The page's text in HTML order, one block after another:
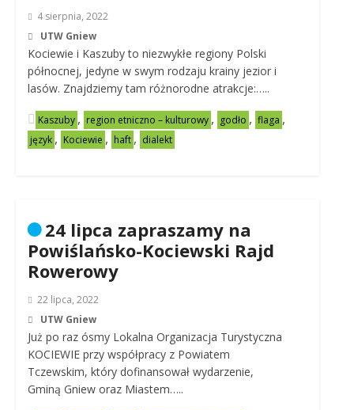
4 sierpnia, 2022
UTW Gniew
Kociewie i Kaszuby to niezwykłe regiony Polski
północnej, jedyne w swym rodzaju krainy jezior i
lasów. Znajdziemy tam różnorodne atrakcje:…..
Kaszuby , region etniczno – kulturowy , godło , flaga ,
język , Kociewie , haft , dialekt
24 lipca zapraszamy na
Powiślańsko-Kociewski Rajd
Rowerowy
22 lipca, 2022
UTW Gniew
Już po raz ósmy Lokalna Organizacja Turystyczna
KOCIEWIE przy współpracy z Powiatem
Tczewskim, który dofinansował wydarzenie,
Gminą Gniew oraz Miastem…..